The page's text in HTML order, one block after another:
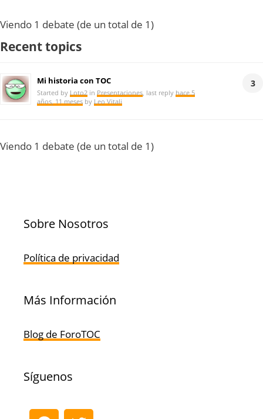
Viendo 1 debate (de un total de 1)
Recent topics
Mi historia con TOC
Started by Loto2 in Presentaciones, last reply hace 5
años, 11 mesesby Leo Vitali
3
Viendo 1 debate (de un total de 1)
Sobre Nosotros
Política de privacidad
Más Información
Blog de ForoTOC
Síguenos